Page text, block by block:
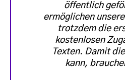
öffentlich
ermöglichen
trotzdem die
kostenlosen
Texten. Damit
kann,